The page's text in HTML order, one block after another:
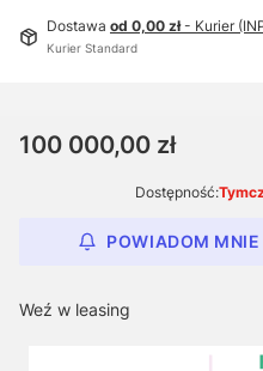
Dostawa od 0,00 zł- Kurier
Kurier Standard
Cena
100 000,00 zł
Dostępność:
POWIADOM
Weź w leasing